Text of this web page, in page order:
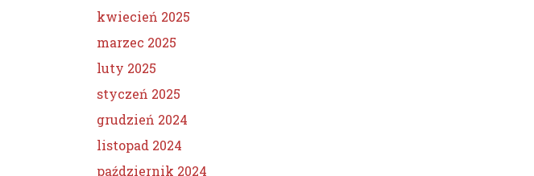
kwiecień 2025
marzec 2025
luty 2025
styczeń 2025
grudzień 2024
listopad 2024
październik 2024